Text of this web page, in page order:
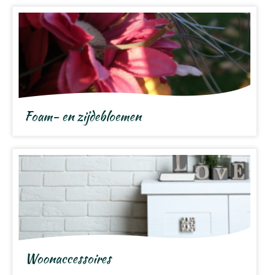
Foam- en zijdebloemen
Woonaccessoires